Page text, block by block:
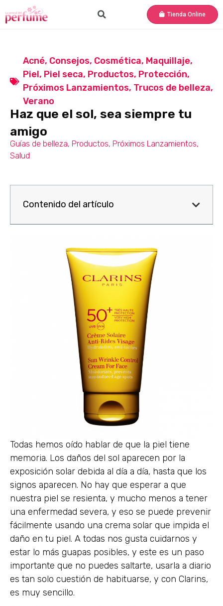
Tienda Online
Acné, Consejos, Cosmética, Maquillaje,
Piel, Piel seca, Productos, Protección,
Próximos Lanzamientos, Trucos de belleza,
Verano
Haz que el sol, sea siempre tu
amigo
Guías de belleza, Productos, Próximos Lanzamientos,
Salud
Contenido del artículo
Todas hemos oído hablar de que la piel tiene
memoria. Los daños del sol aparecen por la
exposición solar debida al día a día, hasta que los
signos aparecen. No hay que esperar a que
nuestra piel se resienta, y mucho menos a tener
una enfermedad severa, y eso se puede prevenir
fácilmente usando una crema solar que impida el
daño en tu piel. A todas nos gusta cuidarnos y
estar lo más guapas posibles, y este es un paso
importante que no puedes saltarte, usarla a diario
es tan solo cuestión de habituarse, y con Clarins,
es muy sencillo.